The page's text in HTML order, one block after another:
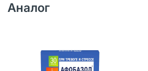
Аналог